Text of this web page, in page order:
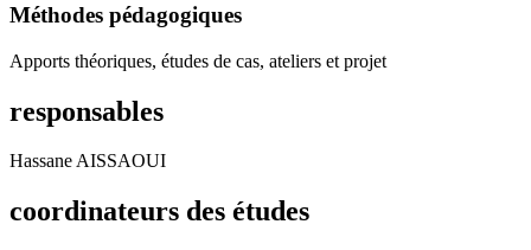
Méthodes pédagogiques
Apports théoriques, études de cas, ateliers et projet
responsables
Hassane AISSAOUI
coordinateurs des études